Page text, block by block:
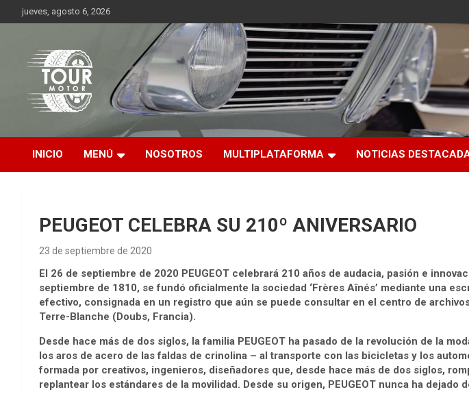
Saltar
al
jueves, agosto 6, 2026
Tour Motor
Plataforma de contenido audiovisual para el sector automotriz
INICIO MENÚ NOSOTROS MULTIPLATAFORMA NOTICIAS
PEUGEOT CELEBRA SU 210º ANIVERSARIO
23 de septiembre de 2020
El 26 de septiembre de 2020 PEUGEOT celebrará 210 años de audacia, pasión e
septiembre de 1810, se fundó oficialmente la sociedad ‘Frères Aînés’ mediante una
efectivo, consignada en un registro que aún se puede consultar en el centro de
Terre-Blanche (Doubs, Francia).
Desde hace más de dos siglos, la familia PEUGEOT ha pasado de la revolución de la
los aros de acero de las faldas de crinolina – al transporte con las bicicletas y los
formada por creativos, ingenieros, diseñadores que, desde hace más de dos siglos,
replantear los estándares de la movilidad. Desde su origen, PEUGEOT nunca ha dejado